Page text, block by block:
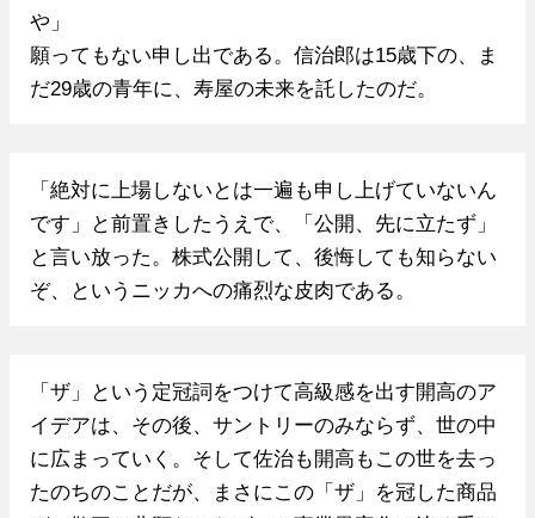
や」
願ってもない申し出である。信治郎は15歳下の、ま
だ29歳の青年に、寿屋の未来を託したのだ。
「絶対に上場しないとは一遍も申し上げていないん
です」と前置きしたうえで、「公開、先に立たず」
と言い放った。株式公開して、後悔しても知らない
ぞ、というニッカへの痛烈な皮肉である。
「ザ」という定冠詞をつけて高級感を出す開高のア
イデアは、その後、サントリーのみならず、世の中
に広まっていく。そして佐治も開高もこの世を去っ
たのちのことだが、まさにこの「ザ」を冠した商品